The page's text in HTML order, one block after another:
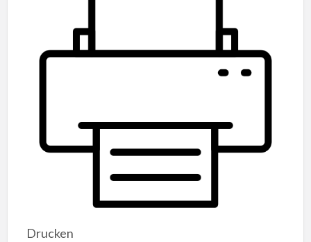
Drucken